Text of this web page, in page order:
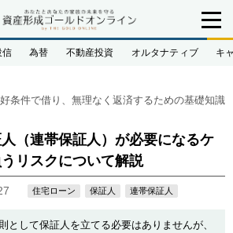
信 為替 不動産投資 オルタナティブ キ
条件で借り、無理なく返済するための基礎知識
（連帯保証人）が必要になるケ
リスクについて解説
住宅ローン 保証人 連帯保証人
として保証人を立てる必要はありませんが、